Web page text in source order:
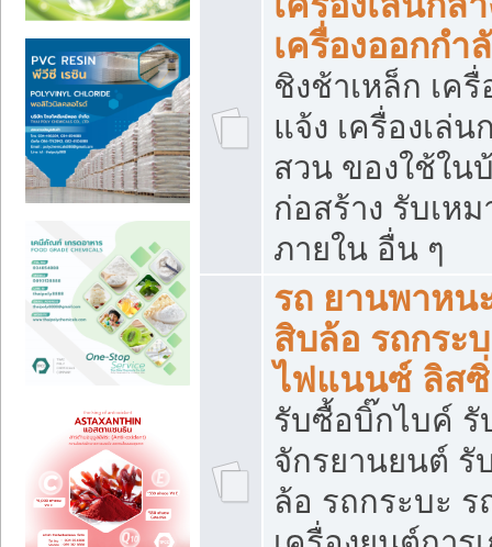
เครื่องออกกำ
ชิงช้าเหล็ก เค
แจ้ง เครื่องเล่น
สวน ของใช้ใน
ก่อสร้าง รับเห
ภายใน อื่น ๆ
รถ ยานพาหน
สิบล้อ รถกระ
ไฟแนนซ์ ลิส
รับซื้อบิ๊กไบค์
จักรยานยนต์ รั
ล้อ รถกระบะ